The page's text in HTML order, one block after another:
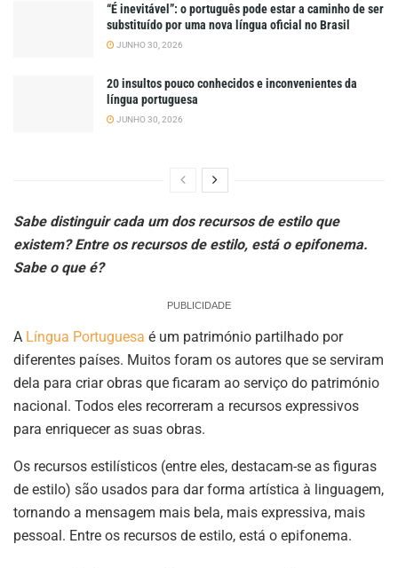
“É inevitável”: o português pode estar a caminho de ser
substituído por uma nova língua oficial no Brasil
JUNHO 30, 2026
20 insultos pouco conhecidos e inconvenientes da
língua portuguesa
JUNHO 30, 2026
Sabe distinguir cada um dos recursos de estilo que
existem? Entre os recursos de estilo, está o epifonema.
Sabe o que é?
PUBLICIDADE
A Língua Portuguesa é um património partilhado por
diferentes países. Muitos foram os autores que se serviram
dela para criar obras que ficaram ao serviço do património
nacional. Todos eles recorreram a recursos expressivos
para enriquecer as suas obras.
Os recursos estilísticos (entre eles, destacam-se as figuras
de estilo) são usados para dar forma artística à linguagem,
tornando a mensagem mais bela, mais expressiva, mais
pessoal. Entre os recursos de estilo, está o epifonema.